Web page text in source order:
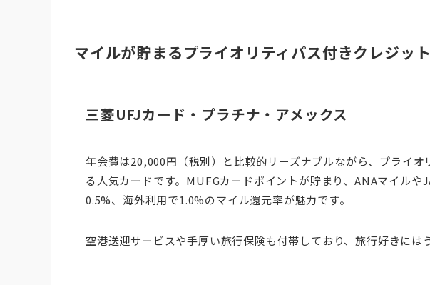
マイルが貯まるプライオリティパス付きクレジッ
三菱UFJカード・プラチナ・アメックス
年会費は20,000円（税別）と比較的リーズナブルながら、プライ
る人気カードです。MUFGカードポイントが貯まり、ANAマイルや
0.5%、海外利用で1.0%のマイル還元率が魅力です。
空港送迎サービスや手厚い旅行保険も付帯しており、旅行好きには